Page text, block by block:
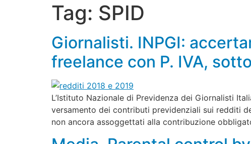
Tag: SPID
Giornalisti. INPGI:
freelance con P. IVA,
L’Istituto Nazionale di Previdenza dei Giornalisti
versamento dei contributi previdenziali sui redditi
non ancora assoggettati alla contribuzione